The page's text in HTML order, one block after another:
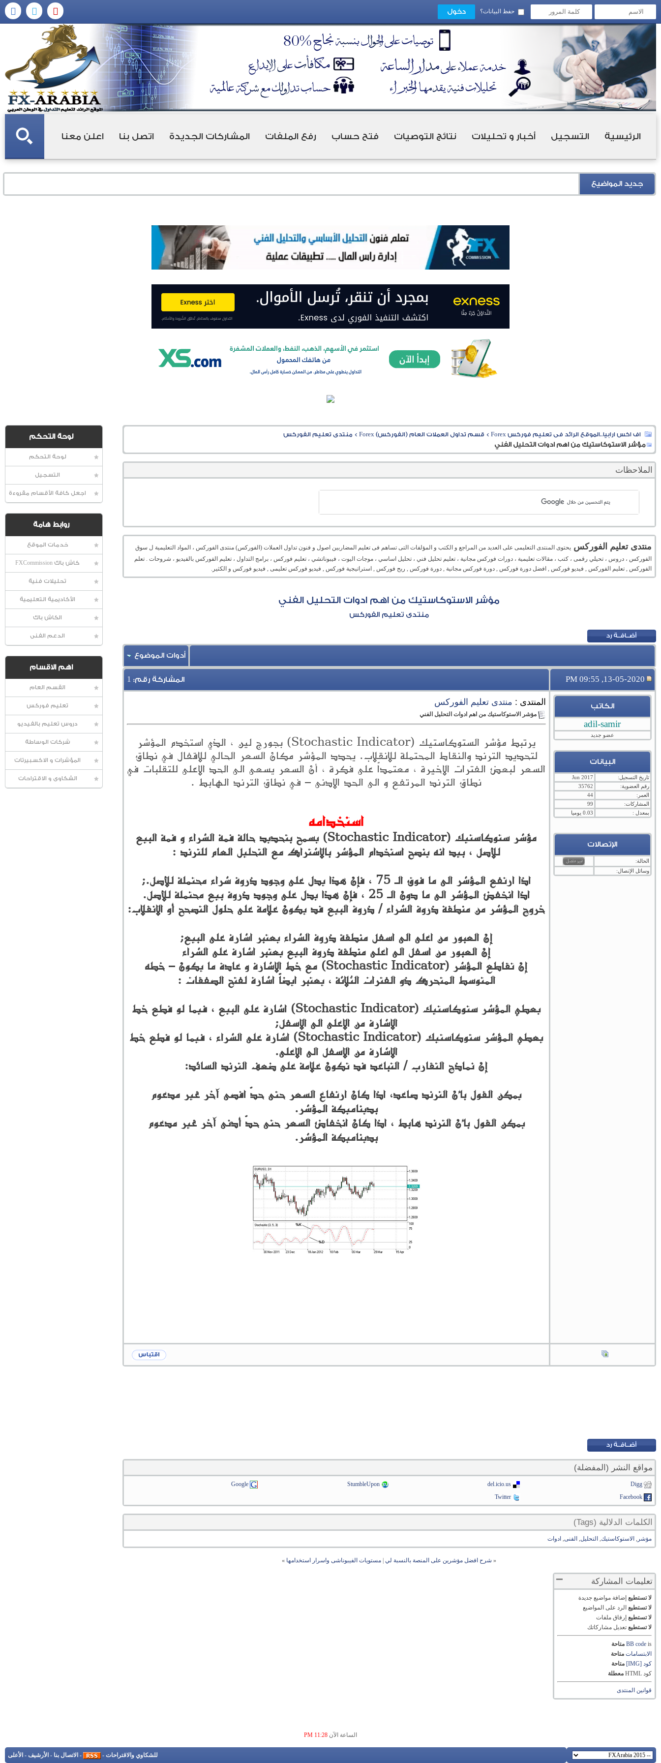
حفظ البيانات؟
الرئيسية التسجيل أخبار و تحليلات نتائج التوصيات فتح حساب رفع الملفات المشاركات الجديدة اتصل بنا اعلن معنا
جديد المواضيع
لوحة التحكم
لوحة التحكم
التسجيل
اجعل كافة الأقسام مقروءة
روابط هامة
خدمات الموقع
كاش باك FXCommission
تحليلات فنية
الأكاديمية التعليمية
الكاش باك
الدعم الفنى
اهم الاقسام
القسم العام
تعليم فوركس
دروس تعليم بالفيديو
شركات الوساطة
المؤشرات و الاكسبيرتات
الشكاوى و الاقتراحات
اف اكس ارابيا..الموقع الرائد فى تعليم فوركس Forex > قسم تداول العملات العام (الفوركس) Forex > منتدى تعليم الفوركس
مؤشر الاستوكاستيك من اهم ادوات التحليل الفني
الملاحظات
منتدى تعليم الفوركس يحتوى المنتدى التعليمى على العديد من المراجع و الكتب و المؤلفات التى تساهم فى تعليم المضاربين اصول و فنون تداول العملات (الفوركس) منتدى الفوركس ، المواد التعليمية ل سوق
الفوركس ، دروس ، تحيلي رقمى ، كتب ، مقالات تعليمية ، دورات فوركس مجانية ، تعليم تحليل فني ، تحليل اساسي ، موجات اليوت ، فيبوناتشي ، تعليم فوركس ، برامج التداول ، تعليم الفوركس بالفيديو ، شروحات . تعلم
الفوركس , تعليم الفوركس , فيديو فوركس , افضل دورة فوركس , دورة فوركس مجانية , دورة فوركس , ربح فوركس , استراتيجية فوركس , فيديو فوركس تعليمى , فيديو فوركس و الكثير.
مؤشر الاستوكاستيك من اهم ادوات التحليل الفني
منتدى تعليم الفوركس
أدوات الموضوع
13-05-2020, 09:55 PM المشاركة رقم: 1
الكاتب
adil-samir
عضو جديد
البيانات
تاريخ التسجيل:
Jun 2017
رقم العضوية:
35762
العمر:
44
المشاركات:
99
بمعدل :
0.03 يوميا
الإتصالات
الحالة:
وسائل الإتصال:
المنتدى : منتدى تعليم الفوركس
مؤشر الاستوكاستيك من اهم ادوات التحليل الفني
يرتبط مؤشر الستوكاستيك (Stochastic Indicator) بجورج لين ، الذي استخدم المؤشر
لتحديد الترند والنقاط المحتملة للانقلاب. يحدد المؤشر مكان السعر الحالي للاقفال في نطاق
السعر لبعض الفترات الاخيرة ، معتمداً على فكرة ، أن السعر يسعى الى الحد الاعلى للتقلبات في
نطاق الترند المرتفع و الى الحد الادنى – في نطاق الترند الهابط .
استخدامه
مؤشر ستوكاستيك (Stochastic Indicator) يسمح بتحديد حالة قمة الشراء و قمة البيع
للأصل ، بيد انه ينصح استخدام المؤشر بالاشتراك مع التحليل العام للترند :
اذا ارتفع المؤشر الى ما فوق الـ 75 ، فإن هذا يدل على وجود ذروة شراء محتملة للأصل.;
اذا انخفض المؤشر الى ما دون الـ 25 ، فإن هذا يدل على وجود ذروة بيع محتملة للأصل.
خروج المؤشر من منطقة ذروة الشراء / ذروة البيع قد يكون علامة على حلول التصحح أو الانقلاب:
إن العبور من اعلى الى اسفل منطقة ذروة الشراء يعتبر اشارة على البيع;
إن العبور من اسفل الى اعلى منطقة ذروة البيع يعتبر اشارة على الشراء
إن تقاطع المؤشر (Stochastic Indicator) مع خط الاشارة و عادة ما يكون – خطه
المتوسط المتحرك ذو الفترات الثلاثة ، يعتبر ايضاً اشارة لفتح الصفقات :
يعطي المؤشر ستوكاستيك (Stochastic Indicator) اشارة على البيع ، فيما لو قطع خط
الاشارة من الاعلى الى الاسفل;
يعطي المؤشر ستوكاستيك (Stochastic Indicator) اشارة على الشراء ، فيما لو قطع خط
الاشارة من الاسفل الى الاعلى.
إن نماذج التقارب / التباعد قد تكون علامة على ضعف الترند السائد:
يمكن القول بأن الترند صاعد، اذا كان ارتفاع السعر حتى حدّ اقصى آخر غير مدعوم
بديناميكة المؤشر.
يمكن القول بأن الترند هابط ، اذا كان انخفاض السعر حتى حدّ أدنى آخر غير مدعوم
بديناميكة المؤشر.
مواقع النشر (المفضلة)
Digg
del.icio.us
StumbleUpon
Google
Facebook
Twitter
الكلمات الدلالية (Tags)
مؤشر , الاستوكاستيك, التحليل, الفنى, ادوات
« شرح افضل مؤشرين على المنصة بالنسبة لي| مستويات الفيبوناشى واسرار استخدامها »
تعليمات المشاركة
لا تستطيع إضافة مواضيع جديدة
لا تستطيع الرد على المواضيع
لا تستطيع إرفاق ملفات
لا تستطيع تعديل مشاركاتك
BB codeis
متاحة
الابتسامات متاحة
كود [IMG]
متاحة
كود HTML
معطلة
قوانين المنتدى
الساعة الآن 11:28 PM
للشكاوي والاقتراحات -
- الاتصال بنا - الأرشيف - الأعلى